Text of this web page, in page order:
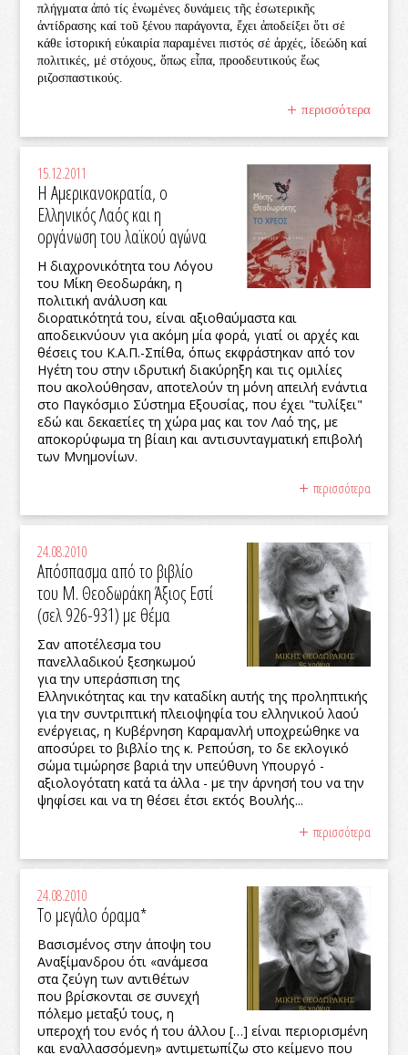
πλήγματα ἀπό τίς ἑνωμένες δυνάμεις τῆς ἐσωτερικῆς
ἀντίδρασης καί τοῦ ξένου παράγοντα, ἔχει ἀποδείξει ὅτι σέ
κάθε ἱστορική εὐκαιρία παραμένει πιστός σέ ἀρχές, ἰδεώδη καί
πολιτικές, μέ στόχους, ὅπως εἶπα, προοδευτικούς ἕως
ριζοσπαστικούς.
περισσότερα
15.12.2011
Η Αμερικανοκρατία, ο
Ελληνικός Λαός και η
οργάνωση του λαϊκού αγώνα
Η διαχρονικότητα του Λόγου
του Μίκη Θεοδωράκη, η
πολιτική ανάλυση και
διορατικότητά του, είναι αξιοθαύμαστα και
αποδεικνύουν για ακόμη μία φορά, γιατί οι αρχές και
θέσεις του Κ.Α.Π.-Σπίθα, όπως εκφράστηκαν από τον
Ηγέτη του στην ιδρυτική διακύρηξη και τις ομιλίες
που ακολούθησαν, αποτελούν τη μόνη απειλή ενάντια
στο Παγκόσμιο Σύστημα Εξουσίας, που έχει "τυλίξει"
εδώ και δεκαετίες τη χώρα μας και τον Λαό της, με
αποκορύφωμα τη βίαιη και αντισυνταγματική επιβολή
των Μνημονίων.
περισσότερα
24.08.2010
Απόσπασμα από το βιβλίο
του Μ. Θεοδωράκη Άξιος Εστί
(σελ 926-931) με θέμα
Σαν αποτέλεσμα του
πανελλαδικού ξεσηκωμού
για την υπεράσπιση της
Ελληνικότητας και την καταδίκη αυτής της προληπτικής
για την συντριπτική πλειοψηφία του ελληνικού λαού
ενέργειας, η Κυβέρνηση Καραμανλή υποχρεώθηκε να
αποσύρει το βιβλίο της κ. Ρεπούση, το δε εκλογικό
σώμα τιμώρησε βαριά την υπεύθυνη Υπουργό -
αξιολογότατη κατά τα άλλα - με την άρνησή του να την
ψηφίσει και να τη θέσει έτσι εκτός Βουλής...
περισσότερα
24.08.2010
Το μεγάλο όραμα*
Βασισμένος στην άποψη του
Αναξίμανδρου ότι «ανάμεσα
στα ζεύγη των αντιθέτων
που βρίσκονται σε συνεχή
πόλεμο μεταξύ τους, η
υπεροχή του ενός ή του άλλου […] είναι περιορισμένη
και εναλλασσόμενη» αντιμετωπίζω στο κείμενο που